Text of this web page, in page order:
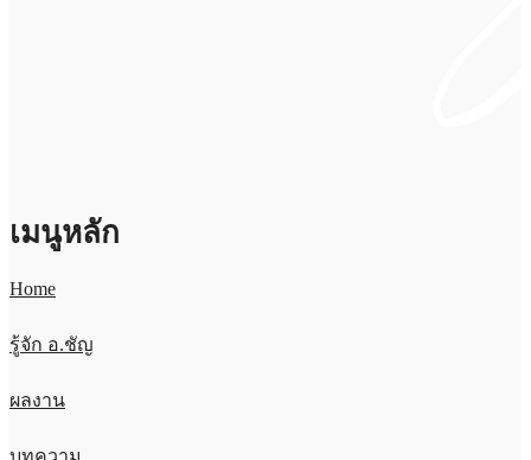
เมนูหลัก
Home
รู้จัก อ.ชัญ
ผลงาน